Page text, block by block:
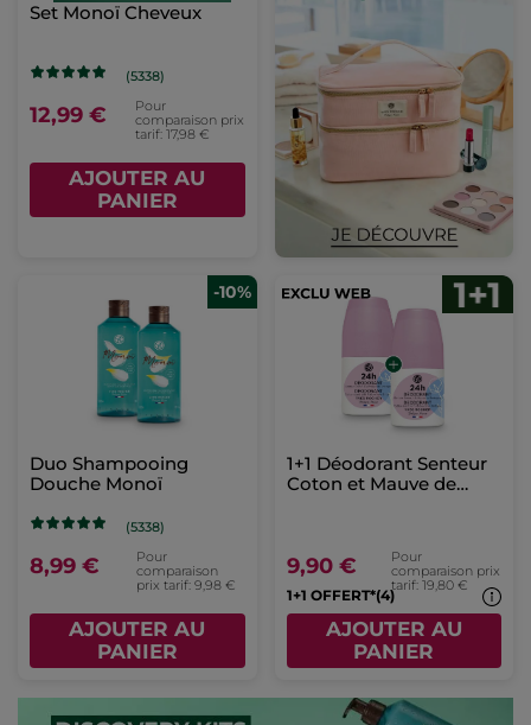
Set Monoï Cheveux
(5338)
12,99 €
Pour
comparaison prix
tarif: 17,98 €
AJOUTER AU
PANIER
-10%
Duo Shampooing
Douche Monoï
(5338)
8,99 €
Pour
comparaison
prix tarif: 9,98 €
AJOUTER AU
PANIER
1+1 Déodorant Senteur
Coton et Mauve de
9,90 €
Pour
comparaison prix
tarif: 19,80 €
1+1 OFFERT*(4)
AJOUTER AU
PANIER